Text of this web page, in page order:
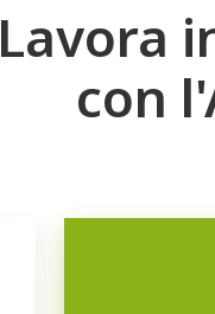
Lavora
con